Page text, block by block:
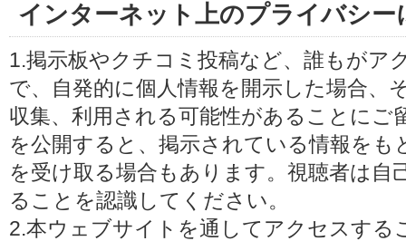
インターネット上のプライバシー
1.掲示板やクチコミ投稿など、誰もがア
で、自発的に個人情報を開示した場合、
収集、利用される可能性があることに
を公開すると、掲示されている情報を
を受け取る場合もあります。視聴者は自
ることを認識してください。
2.本ウェブサイトを通してアクセスする